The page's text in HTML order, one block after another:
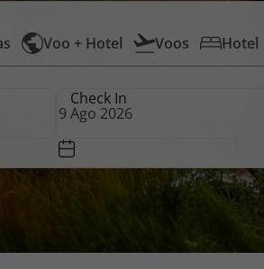
Cheque Viagem
Blog TopViagens
Voo + Hotel Voos Hotel
Check In